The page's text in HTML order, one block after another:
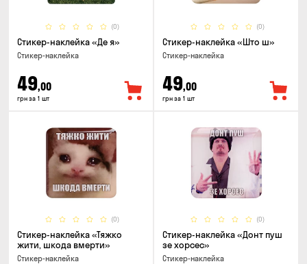
(0)
Стикер-наклейка «Де я»
Стикер-наклейка
49,00
грн за 1 шт
(0)
Стикер-наклейка «Што ш»
Стикер-наклейка
49,00
грн за 1 шт
(0)
Стикер-наклейка «Тяжко
жити, шкода вмерти»
Стикер-наклейка
(0)
Стикер-наклейка «Донт пуш
зе хорсес»
Стикер-наклейка